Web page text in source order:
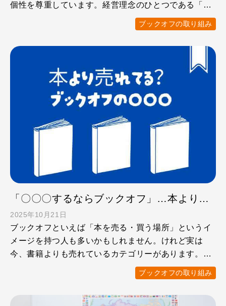
個性を尊重しています。経営理念のひとつである「全
ブックオフの取り組み
「〇〇〇するならブックオフ」…本より売れてるカテゴリーとは？
2025年10月21日
ブックオフといえば「本を売る・買う場所」というイ
メージを持つ人も多いかもしれません。けれど実は
今、書籍よりも売れているカテゴリーがあります。そ
ブックオフの取り組み